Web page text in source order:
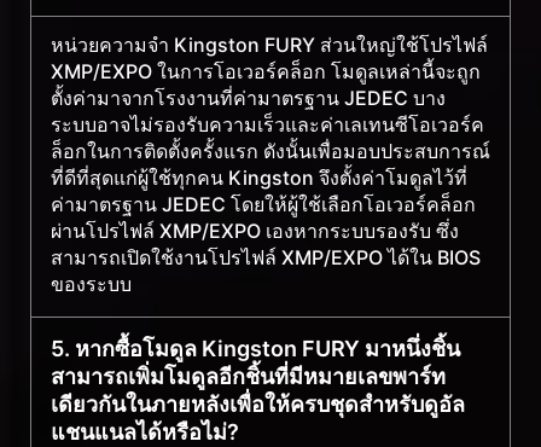
หน่วยความจำ Kingston FURY ส่วนใหญ่ใช้โปรไฟล์
XMP/EXPO ในการโอเวอร์คล็อก โมดูลเหล่านี้จะถูก
ตั้งค่ามาจากโรงงานที่ค่ามาตรฐาน JEDEC บาง
ระบบอาจไม่รองรับความเร็วและค่าเลเทนซีโอเวอร์ค
ล็อกในการติดตั้งครั้งแรก ดังนั้นเพื่อมอบประสบการณ์
ที่ดีที่สุดแก่ผู้ใช้ทุกคน Kingston จึงตั้งค่าโมดูลไว้ที่
ค่ามาตรฐาน JEDEC โดยให้ผู้ใช้เลือกโอเวอร์คล็อก
ผ่านโปรไฟล์ XMP/EXPO เองหากระบบรองรับ ซึ่ง
สามารถเปิดใช้งานโปรไฟล์ XMP/EXPO ได้ใน BIOS
ของระบบ
5. หากซื้อโมดูล Kingston FURY มาหนึ่งชิ้น
สามารถเพิ่มโมดูลอีกชิ้นที่มีหมายเลขพาร์ท
เดียวกันในภายหลังเพื่อให้ครบชุดสำหรับดูอัล
แชนแนลได้หรือไม่?